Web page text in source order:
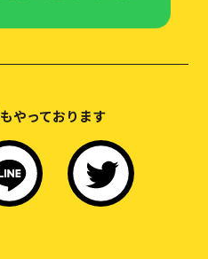
もやっております